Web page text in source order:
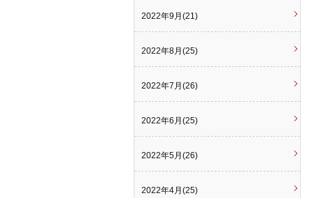
2022年9月(21)
2022年8月(25)
2022年7月(26)
2022年6月(25)
2022年5月(26)
2022年4月(25)